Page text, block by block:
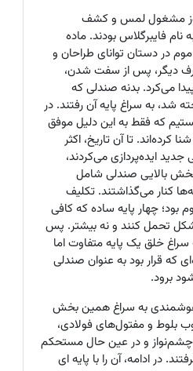
مشغول لمس و کشف
نام فایبرگلاس بودند. ماده
در دستان توانای طراحان و
دیگر، پس از سفت شدن،
می‌کرد. بدنه صندلی که
شد، به سراغ پایه آن رفتند. در
که فقط به این دلیل موفق
کرده‌اند. تا آن تاریخ، اکثر
ایده‌پردازی می‌کردند،
بالایی صندلی شامل
کنار می‌گذاشتند. تکلیف
چهار پایه ساده که کافی
شکل تحمل کنند و نه بیشتر. پس
خلق یک پایه متفاوت اما
که قرار بود به عنوان صندلی
برود.
هوشمندی به سراغ همین بخش
بلوط و مفتول‌های فولادی،
چشم‌نواز و در عین حال مستحکم
در ادامه، آن را با پایه ای